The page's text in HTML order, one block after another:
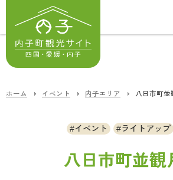
ホーム イベント 内子エリア 八日市町並
イベント ライトアップ
八日市町並観